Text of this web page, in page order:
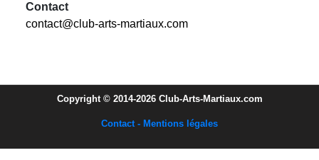
Contact
contact@club-arts-martiaux.com
Copyright © 2014-2026 Club-Arts-Martiaux.com
Contact - Mentions légales